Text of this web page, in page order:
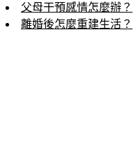
父母干預感情怎麼辦？
離婚後怎麼重建生活？